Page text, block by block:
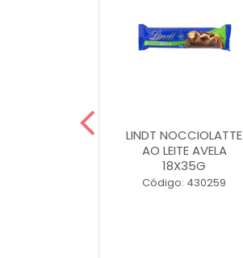
LINDT NOCCIOLATTE
AO LEITE AVELA
18X35G
Código: 430259